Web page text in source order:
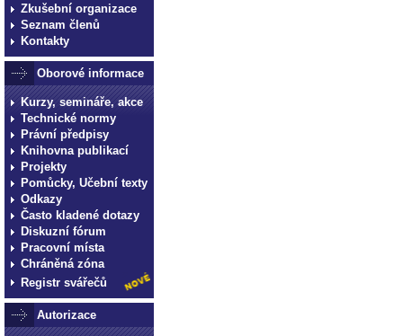
Zkušební organizace
Seznam členů
Kontakty
Oborové informace
Kurzy, semináře, akce
Technické normy
Právní předpisy
Knihovna publikací
Projekty
Pomůcky, Učební texty
Odkazy
Často kladené dotazy
Diskuzní fórum
Pracovní místa
Chráněná zóna
Registr svářečů
Autorizace